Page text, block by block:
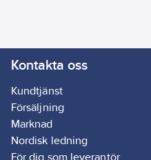
Kontakta oss
Kundtjänst
Försäljning
Marknad
Nordisk ledning
För dig som leverantör